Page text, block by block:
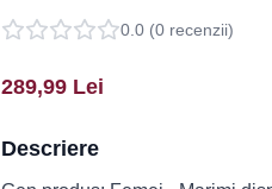
0.0 (0 recenzii)
289,99 Lei
Descriere